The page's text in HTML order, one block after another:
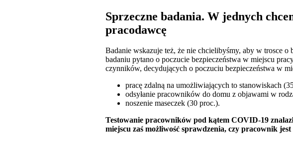
Sprzeczne badania. W jednych
pracodawcę
Badanie wskazuje też, że nie chcielibyśmy, aby w trosce
badaniu pytano o poczucie bezpieczeństwa w miejscu
czynników, decydujących o poczuciu bezpieczeństwa w
pracę zdalną na umożliwiających to stanowiskach
odsyłanie pracowników do domu z objawami w
noszenie maseczek (30 proc.).
Testowanie pracowników pod kątem COVID-19
miejscu zaś możliwość sprawdzenia, czy pracownik jest